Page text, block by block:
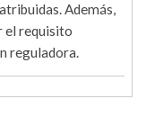
Además,
el requisito
reguladora.